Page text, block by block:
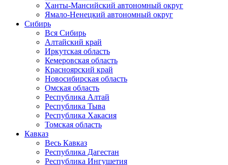
Ханты-Мансийский автономный округ
Ямало-Ненецкий автономный округ
Сибирь
Вся Сибирь
Алтайский край
Иркутская область
Кемеровская область
Красноярский край
Новосибирская область
Омская область
Республика Алтай
Республика Тыва
Республика Хакасия
Томская область
Кавказ
Весь Кавказ
Республика Дагестан
Республика Ингушетия